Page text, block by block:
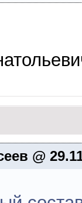
@